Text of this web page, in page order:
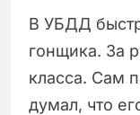
В УБДД
гонщика. За
класса. Сам
думал, что